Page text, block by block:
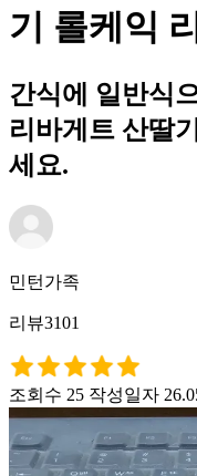
기 롤케익
간식에 일반식
리바게트 산딸
세요.
민턴가족
리뷰3101
조회수 25 작성일자